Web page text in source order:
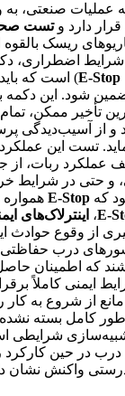
عملیات صنعتی،
دارد وتست
ریسک
شرایط اضطراری،
E‑Stop) است که
شود. این دکمه
تأخیر ممکن،
و از آسیب‌دیدگی
تست این
عملکرد ربات،
و حتی در شرایط
که E‑Stop
، اینترلاک‌های
از وقوع حوادث
درب
که اطمینان
ایمنی کاملاً
مانع از شروع به
کامل بسته
شبیه‌سازی شرایطی
درب در حین
درستی واکنش نشان